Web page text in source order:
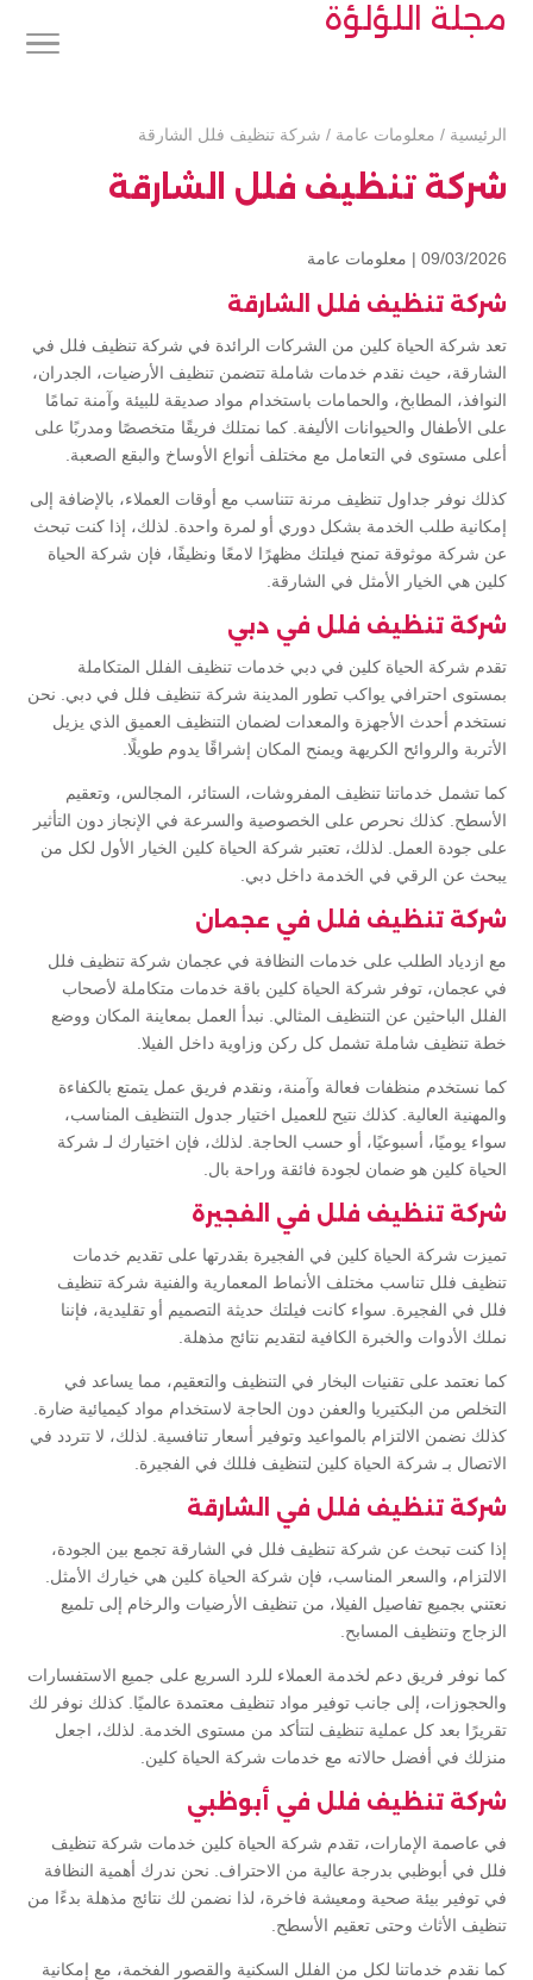
مجلة اللؤلؤة
الرئيسية / معلومات عامة / شركة تنظيف فلل الشارقة
شركة تنظيف فلل الشارقة
09/03/2026 | معلومات عامة
شركة تنظيف فلل الشارقة
تعد شركة الحياة كلين من الشركات الرائدة في شركة تنظيف فلل في
الشارقة، حيث نقدم خدمات شاملة تتضمن تنظيف الأرضيات، الجدران،
النوافذ، المطابخ، والحمامات باستخدام مواد صديقة للبيئة وآمنة تمامًا
على الأطفال والحيوانات الأليفة. كما نمتلك فريقًا متخصصًا ومدربًا على
أعلى مستوى في التعامل مع مختلف أنواع الأوساخ والبقع الصعبة.
كذلك نوفر جداول تنظيف مرنة تتناسب مع أوقات العملاء، بالإضافة إلى
إمكانية طلب الخدمة بشكل دوري أو لمرة واحدة. لذلك، إذا كنت تبحث
عن شركة موثوقة تمنح فيلتك مظهرًا لامعًا ونظيفًا، فإن شركة الحياة
كلين هي الخيار الأمثل في الشارقة.
شركة تنظيف فلل في دبي
تقدم شركة الحياة كلين في دبي خدمات تنظيف الفلل المتكاملة
بمستوى احترافي يواكب تطور المدينة شركة تنظيف فلل في دبي. نحن
نستخدم أحدث الأجهزة والمعدات لضمان التنظيف العميق الذي يزيل
الأتربة والروائح الكريهة ويمنح المكان إشراقًا يدوم طويلًا.
كما تشمل خدماتنا تنظيف المفروشات، الستائر، المجالس، وتعقيم
الأسطح. كذلك نحرص على الخصوصية والسرعة في الإنجاز دون التأثير
على جودة العمل. لذلك، تعتبر شركة الحياة كلين الخيار الأول لكل من
يبحث عن الرقي في الخدمة داخل دبي.
شركة تنظيف فلل في عجمان
مع ازدياد الطلب على خدمات النظافة في عجمان شركة تنظيف فلل
في عجمان، توفر شركة الحياة كلين باقة خدمات متكاملة لأصحاب
الفلل الباحثين عن التنظيف المثالي. نبدأ العمل بمعاينة المكان ووضع
خطة تنظيف شاملة تشمل كل ركن وزاوية داخل الفيلا.
كما نستخدم منظفات فعالة وآمنة، ونقدم فريق عمل يتمتع بالكفاءة
والمهنية العالية. كذلك نتيح للعميل اختيار جدول التنظيف المناسب،
سواء يوميًا، أسبوعيًا، أو حسب الحاجة. لذلك، فإن اختيارك لـ شركة
الحياة كلين هو ضمان لجودة فائقة وراحة بال.
شركة تنظيف فلل في الفجيرة
تميزت شركة الحياة كلين في الفجيرة بقدرتها على تقديم خدمات
تنظيف فلل تناسب مختلف الأنماط المعمارية والفنية شركة تنظيف
فلل في الفجيرة. سواء كانت فيلتك حديثة التصميم أو تقليدية، فإننا
نملك الأدوات والخبرة الكافية لتقديم نتائج مذهلة.
كما نعتمد على تقنيات البخار في التنظيف والتعقيم، مما يساعد في
التخلص من البكتيريا والعفن دون الحاجة لاستخدام مواد كيميائية ضارة.
كذلك نضمن الالتزام بالمواعيد وتوفير أسعار تنافسية. لذلك، لا تتردد في
الاتصال بـ شركة الحياة كلين لتنظيف فللك في الفجيرة.
شركة تنظيف فلل في الشارقة
إذا كنت تبحث عن شركة تنظيف فلل في الشارقة تجمع بين الجودة،
الالتزام، والسعر المناسب، فإن شركة الحياة كلين هي خيارك الأمثل.
نعتني بجميع تفاصيل الفيلا، من تنظيف الأرضيات والرخام إلى تلميع
الزجاج وتنظيف المسابح.
كما نوفر فريق دعم لخدمة العملاء للرد السريع على جميع الاستفسارات
والحجوزات، إلى جانب توفير مواد تنظيف معتمدة عالميًا. كذلك نوفر لك
تقريرًا بعد كل عملية تنظيف لتتأكد من مستوى الخدمة. لذلك، اجعل
منزلك في أفضل حالاته مع خدمات شركة الحياة كلين.
شركة تنظيف فلل في أبوظبي
في عاصمة الإمارات، تقدم شركة الحياة كلين خدمات شركة تنظيف
فلل في أبوظبي بدرجة عالية من الاحتراف. نحن ندرك أهمية النظافة
في توفير بيئة صحية ومعيشة فاخرة، لذا نضمن لك نتائج مذهلة بدءًا من
تنظيف الأثاث وحتى تعقيم الأسطح.
كما نقدم خدماتنا لكل من الفلل السكنية والقصور الفخمة، مع إمكانية